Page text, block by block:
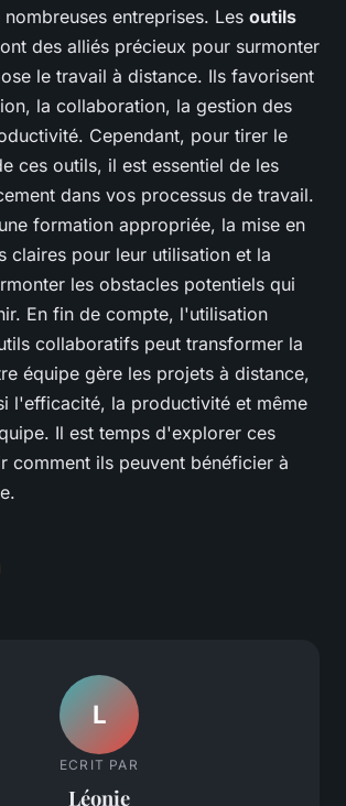
entreprises. Les outils
des alliés précieux pour surmonter
le travail à distance. Ils favorisent
la collaboration, la gestion des
Cependant, pour tirer le
ces outils, il est essentiel de les
dans vos processus de travail.
formation appropriée, la mise en
claires pour leur utilisation et la
les obstacles potentiels qui
En fin de compte, l'utilisation
collaboratifs peut transformer la
équipe gère les projets à distance,
l'efficacité, la productivité et même
Il est temps d'explorer ces
comment ils peuvent bénéficier à
L
ECRIT PAR
Léonie